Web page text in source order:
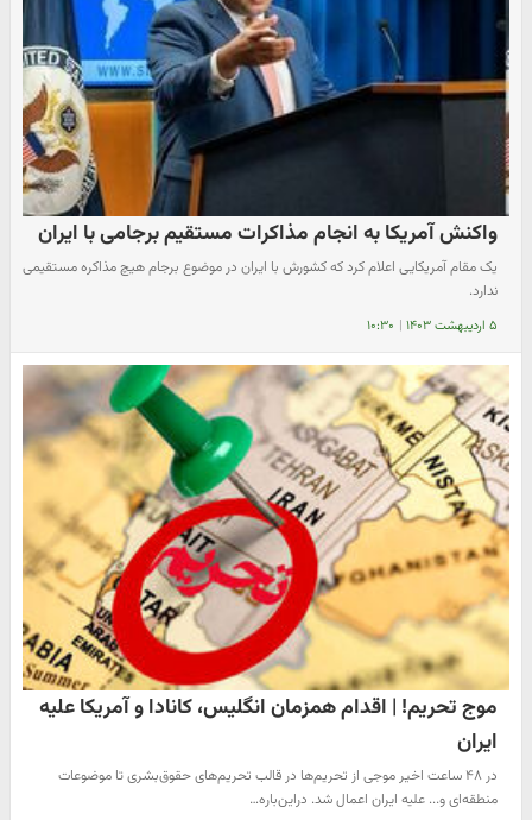
واکنش آمریکا به انجام مذاکرات مستقیم برجامی با ایران
یک مقام آمریکایی اعلام کرد که کشورش با ایران در موضوع برجام هیچ مذاکره مستقیمی
ندارد.
۵ اردیبهشت ۱۴۰۳ | ۱۰:۳۰
موج تحریم! | اقدام همزمان انگلیس، کانادا و آمریکا علیه
ایران
در ۴۸ ساعت اخیر موجی از تحریم‌ها در قالب تحریم‌های حقوق‌بشری تا موضوعات
منطقه‌ای و... علیه ایران اعمال شد. در‌این‌باره…